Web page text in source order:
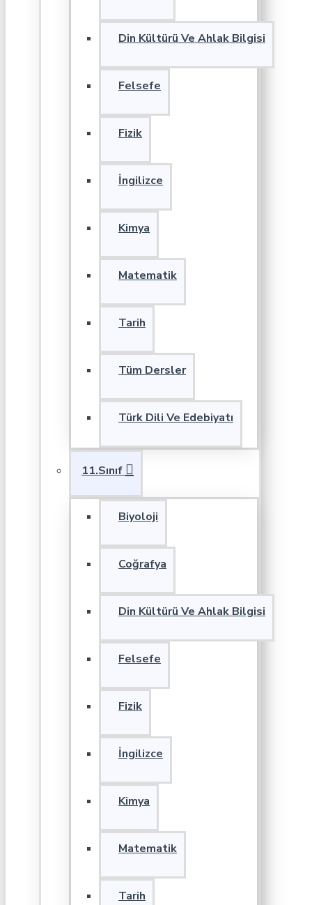
Din Kültürü Ve Ahlak Bilgisi
Felsefe
Fizik
İngilizce
Kimya
Matematik
Tarih
Tüm Dersler
Türk Dili Ve Edebiyatı
11.Sınıf
Biyoloji
Coğrafya
Din Kültürü Ve Ahlak Bilgisi
Felsefe
Fizik
İngilizce
Kimya
Matematik
Tarih